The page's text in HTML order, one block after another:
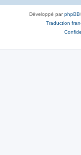
Développé parphpBB
Traduction